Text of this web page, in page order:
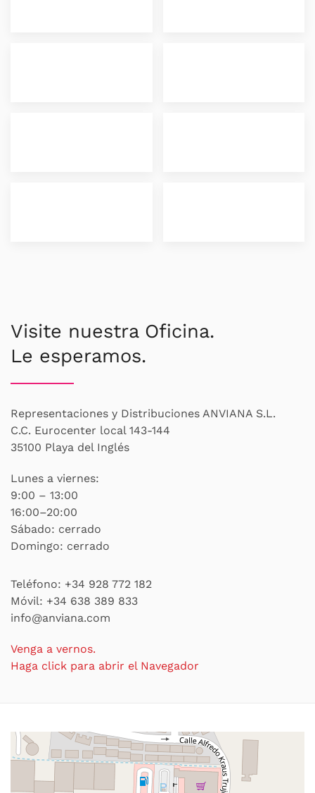
Visite nuestra Oficina.
Le esperamos.
Representaciones y Distribuciones ANVIANA S.L.
C.C. Eurocenter local 143-144
35100 Playa del Inglés
Lunes a viernes:
9:00 – 13:00
16:00–20:00
Sábado: cerrado
Domingo: cerrado
Teléfono: +34 928 772 182
Móvil: +34 638 389 833
info@anviana.com
Venga a vernos.
Haga click para abrir el Navegador